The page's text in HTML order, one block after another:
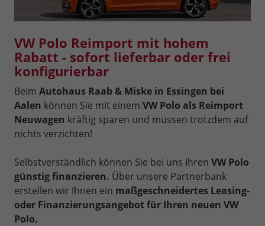
VW Polo Reimport mit hohem
Rabatt - sofort lieferbar oder frei
konfigurierbar
Beim Autohaus Raab & Miske in Essingen bei
Aalen können Sie mit einem VW Polo als Reimport
Neuwagen kräftig sparen und müssen trotzdem auf
nichts verzichten!
Selbstverständlich können Sie bei uns Ihren VW Polo
günstig finanzieren. Über unsere Partnerbank
erstellen wir Ihnen ein maßgeschneidertes Leasing-
oder Finanzierungsangebot für Ihren neuen VW
Polo.